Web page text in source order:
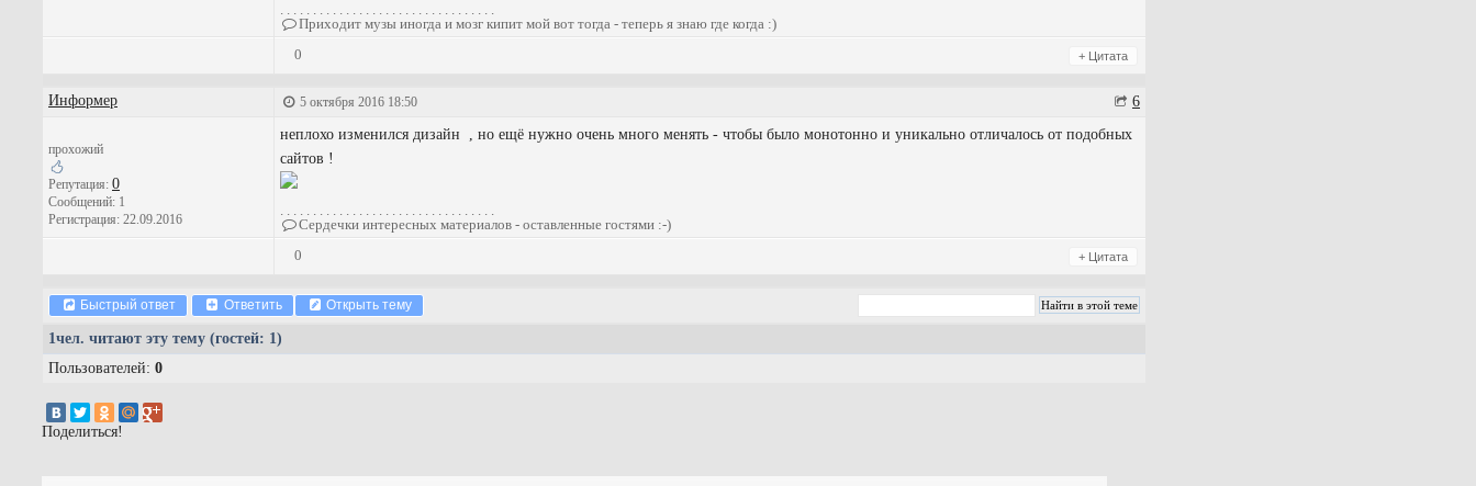
. . . . . . . . . . . . . . . . . . . . . . . . . . . . . . . . .
Приходит музы иногда и мозг кипит мой вот тогда - теперь я знаю где когда :)
0
+ Цитата
Информер 5 октября 2016 18:50 6
прохожий
Репутация: 0
Сообщений: 1
Регистрация: 22.09.2016
неплохо изменился дизайн , но ещё нужно очень много менять - чтобы было монотонно и уникально отличалось от подобных
сайтов !
. . . . . . . . . . . . . . . . . . . . . . . . . . . . . . . . .
Сердечки интересных материалов - оставленные гостями :-)
0
+ Цитата
Быстрый ответ Ответить Открыть тему
1чел. читают эту тему (гостей: 1)
Пользователей: 0
Поделиться!